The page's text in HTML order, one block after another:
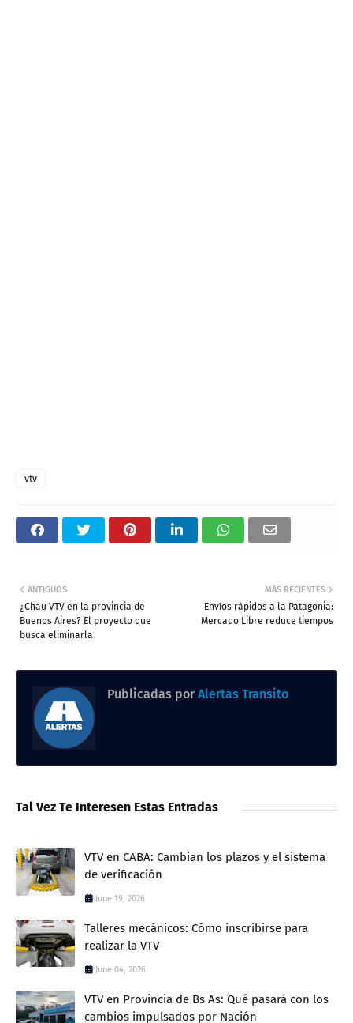
vtv
MÁS RECIENTES
Envíos rápidos a la Patagonia:
Mercado Libre reduce tiempos
ANTIGUOS
¿Chau VTV en la provincia de
Buenos Aires? El proyecto que
busca eliminarla
Publicadas por Alertas Transito
Tal Vez Te Interesen Estas Entradas
VTV en CABA: Cambian los plazos y el sistema
de verificación
June 19, 2026
Talleres mecánicos: Cómo inscribirse para
realizar la VTV
June 04, 2026
VTV en Provincia de Bs As: Qué pasará con los
cambios impulsados por Nación